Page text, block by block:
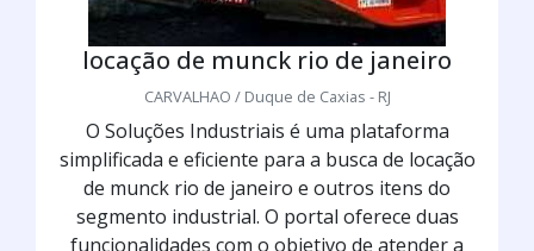
locação de munck rio de janeiro
CARVALHAO / Duque de Caxias - RJ
O Soluções Industriais é uma plataforma
simplificada e eficiente para a busca de locação
de munck rio de janeiro e outros itens do
segmento industrial. O portal oferece duas
funcionalidades com o objetivo de atender a